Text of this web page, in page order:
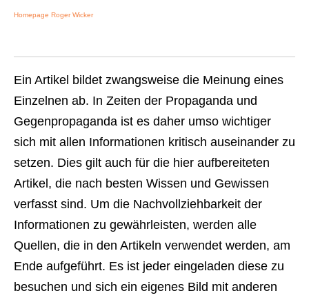
Homepage Roger Wicker
Ein Artikel bildet zwangsweise die Meinung eines
Einzelnen ab. In Zeiten der Propaganda und
Gegenpropaganda ist es daher umso wichtiger
sich mit allen Informationen kritisch auseinander zu
setzen. Dies gilt auch für die hier aufbereiteten
Artikel, die nach besten Wissen und Gewissen
verfasst sind. Um die Nachvollziehbarkeit der
Informationen zu gewährleisten, werden alle
Quellen, die in den Artikeln verwendet werden, am
Ende aufgeführt. Es ist jeder eingeladen diese zu
besuchen und sich ein eigenes Bild mit anderen